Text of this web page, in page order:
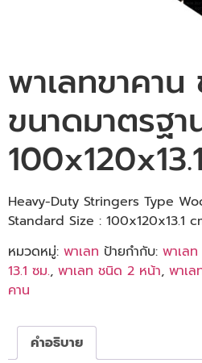
พาเลทขาคา
ขนาดมาตรฐา
Heavy-Duty Stringers Type
Standard Size : 100x120x13.1
หมวดหมู่: พาเลท ป้ายกำกับ: พาเล
13.1 ซม., พาเลท ชนิด 2 หน้า, พาเล
คาน
คำอธิบาย